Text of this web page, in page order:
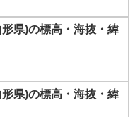
県)の標高・海抜・緯
県)の標高・海抜・緯